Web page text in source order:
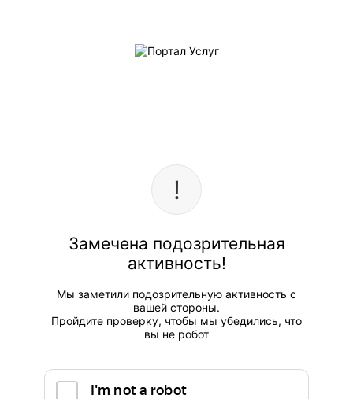
Замечена подозрительная
активность!
Мы заметили подозрительную активность с
вашей стороны.
Пройдите проверку, чтобы мы убедились, что
вы не робот